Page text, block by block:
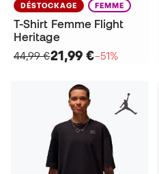
DÉSTOCKAGE FEMME
T-Shirt Femme Flight
Heritage
44,99 €21,99 €−51%